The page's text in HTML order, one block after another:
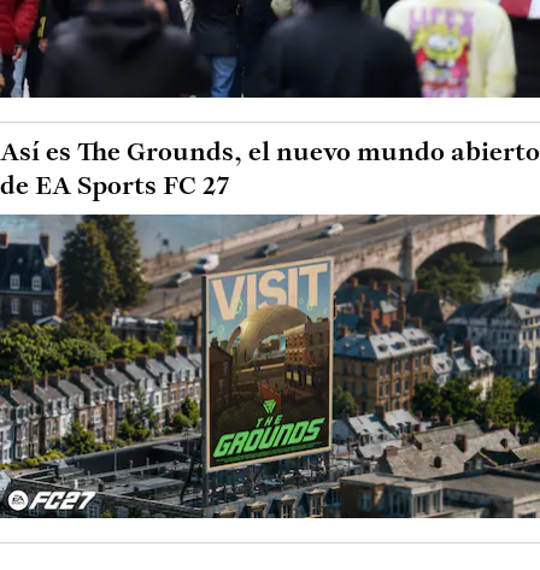
Así es The Grounds, el nuevo mundo abierto
de EA Sports FC 27